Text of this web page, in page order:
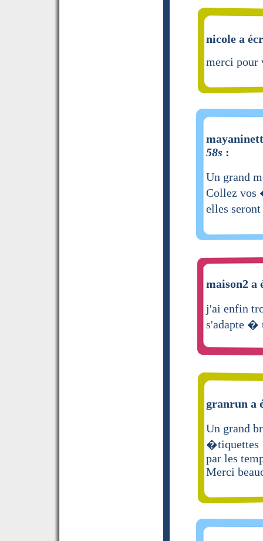
nicole a
merci pour
58s :
Un grand
Collez
elles
maison2
j'ai enfin
s'adapte �
granrun a
Un grand
�tiquettes
par les
Merci